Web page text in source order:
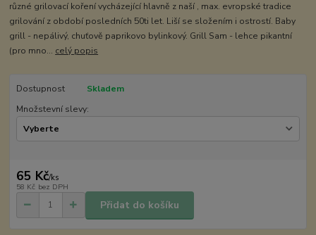
různé grilovací koření vycházející hlavně z naší , max. evropské tradice
grilování z období posledních 50ti let. Liší se složením i ostrostí. Baby
grill - nepálivý, chuťově paprikovo bylinkový. Grill Sam - lehce pikantní
(pro mno... celý popis
Dostupnost
Skladem
Množstevní slevy:
65 Kč/ks
58 Kč bez DPH
Přidat do košíku